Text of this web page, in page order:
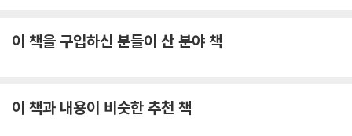
이 책을 구입하신 분들이 산 분야 책
이 책과 내용이 비슷한 추천 책